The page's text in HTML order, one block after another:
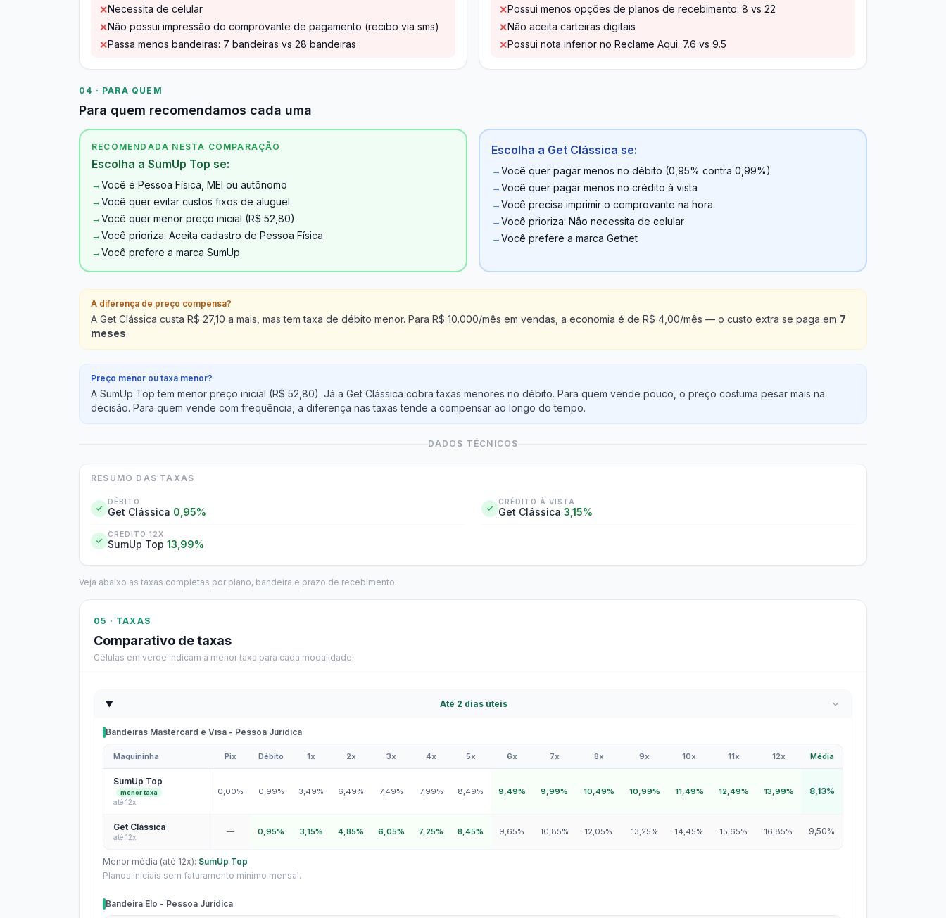
✕Necessita de celular
✕Não possui impressão do comprovante de pagamento (recibo via sms)
✕Passa menos bandeiras: 7 bandeiras vs 28 bandeiras
✕Possui menos opções de planos de recebimento: 8 vs 22
✕Não aceita carteiras digitais
✕Possui nota inferior no Reclame Aqui: 7.6 vs 9.5
04 · PARA QUEM
Para quem recomendamos cada uma
RECOMENDADA NESTA COMPARAÇÃO
Escolha a SumUp Top se:
→Você é Pessoa Física, MEI ou autônomo
→Você quer evitar custos fixos de aluguel
→Você quer menor preço inicial (R$ 52,80)
→Você prioriza: Aceita cadastro de Pessoa Física
→Você prefere a marca SumUp
Escolha a Get Clássica se:
→Você quer pagar menos no débito (0,95% contra 0,99%)
→Você quer pagar menos no crédito à vista
→Você precisa imprimir o comprovante na hora
→Você prioriza: Não necessita de celular
→Você prefere a marca Getnet
A diferença de preço compensa?
A Get Clássica custa R$ 27,10 a mais, mas tem taxa de débito menor. Para R$ 10.000/mês em vendas, a economia é de R$ 4,00/mês — o custo extra se paga em 7
meses.
Preço menor ou taxa menor?
A SumUp Top tem menor preço inicial (R$ 52,80). Já a Get Clássica cobra taxas menores no débito. Para quem vende pouco, o preço costuma pesar mais na
decisão. Para quem vende com frequência, a diferença nas taxas tende a compensar ao longo do tempo.
DADOS TÉCNICOS
RESUMO DAS TAXAS
DÉBITO
Get Clássica 0,95%
CRÉDITO À VISTA
Get Clássica 3,15%
CRÉDITO 12X
SumUp Top 13,99%
Veja abaixo as taxas completas por plano, bandeira e prazo de recebimento.
05 · TAXAS
Comparativo de taxas
Células em verde indicam a menor taxa para cada modalidade.
Até 2 dias úteis
Bandeiras Mastercard e Visa - Pessoa Jurídica
Maquininha Pix Débito 1x 2x 3x 4x 5x 6x 7x 8x 9x 10x 11x 12x Média
SumUp Top
menor taxa
até 12x
0,00% 0,99% 3,49% 6,49% 7,49% 7,99% 8,49% 9,49% 9,99% 10,49% 10,99% 11,49% 12,49% 13,99% 8,13%
Get Clássica
até 12x
— 0,95% 3,15% 4,85% 6,05% 7,25% 8,45% 9,65% 10,85% 12,05% 13,25% 14,45% 15,65% 16,85% 9,50%
Menor média (até 12x): SumUp Top
Planos iniciais sem faturamento mínimo mensal.
Bandeira Elo - Pessoa Jurídica